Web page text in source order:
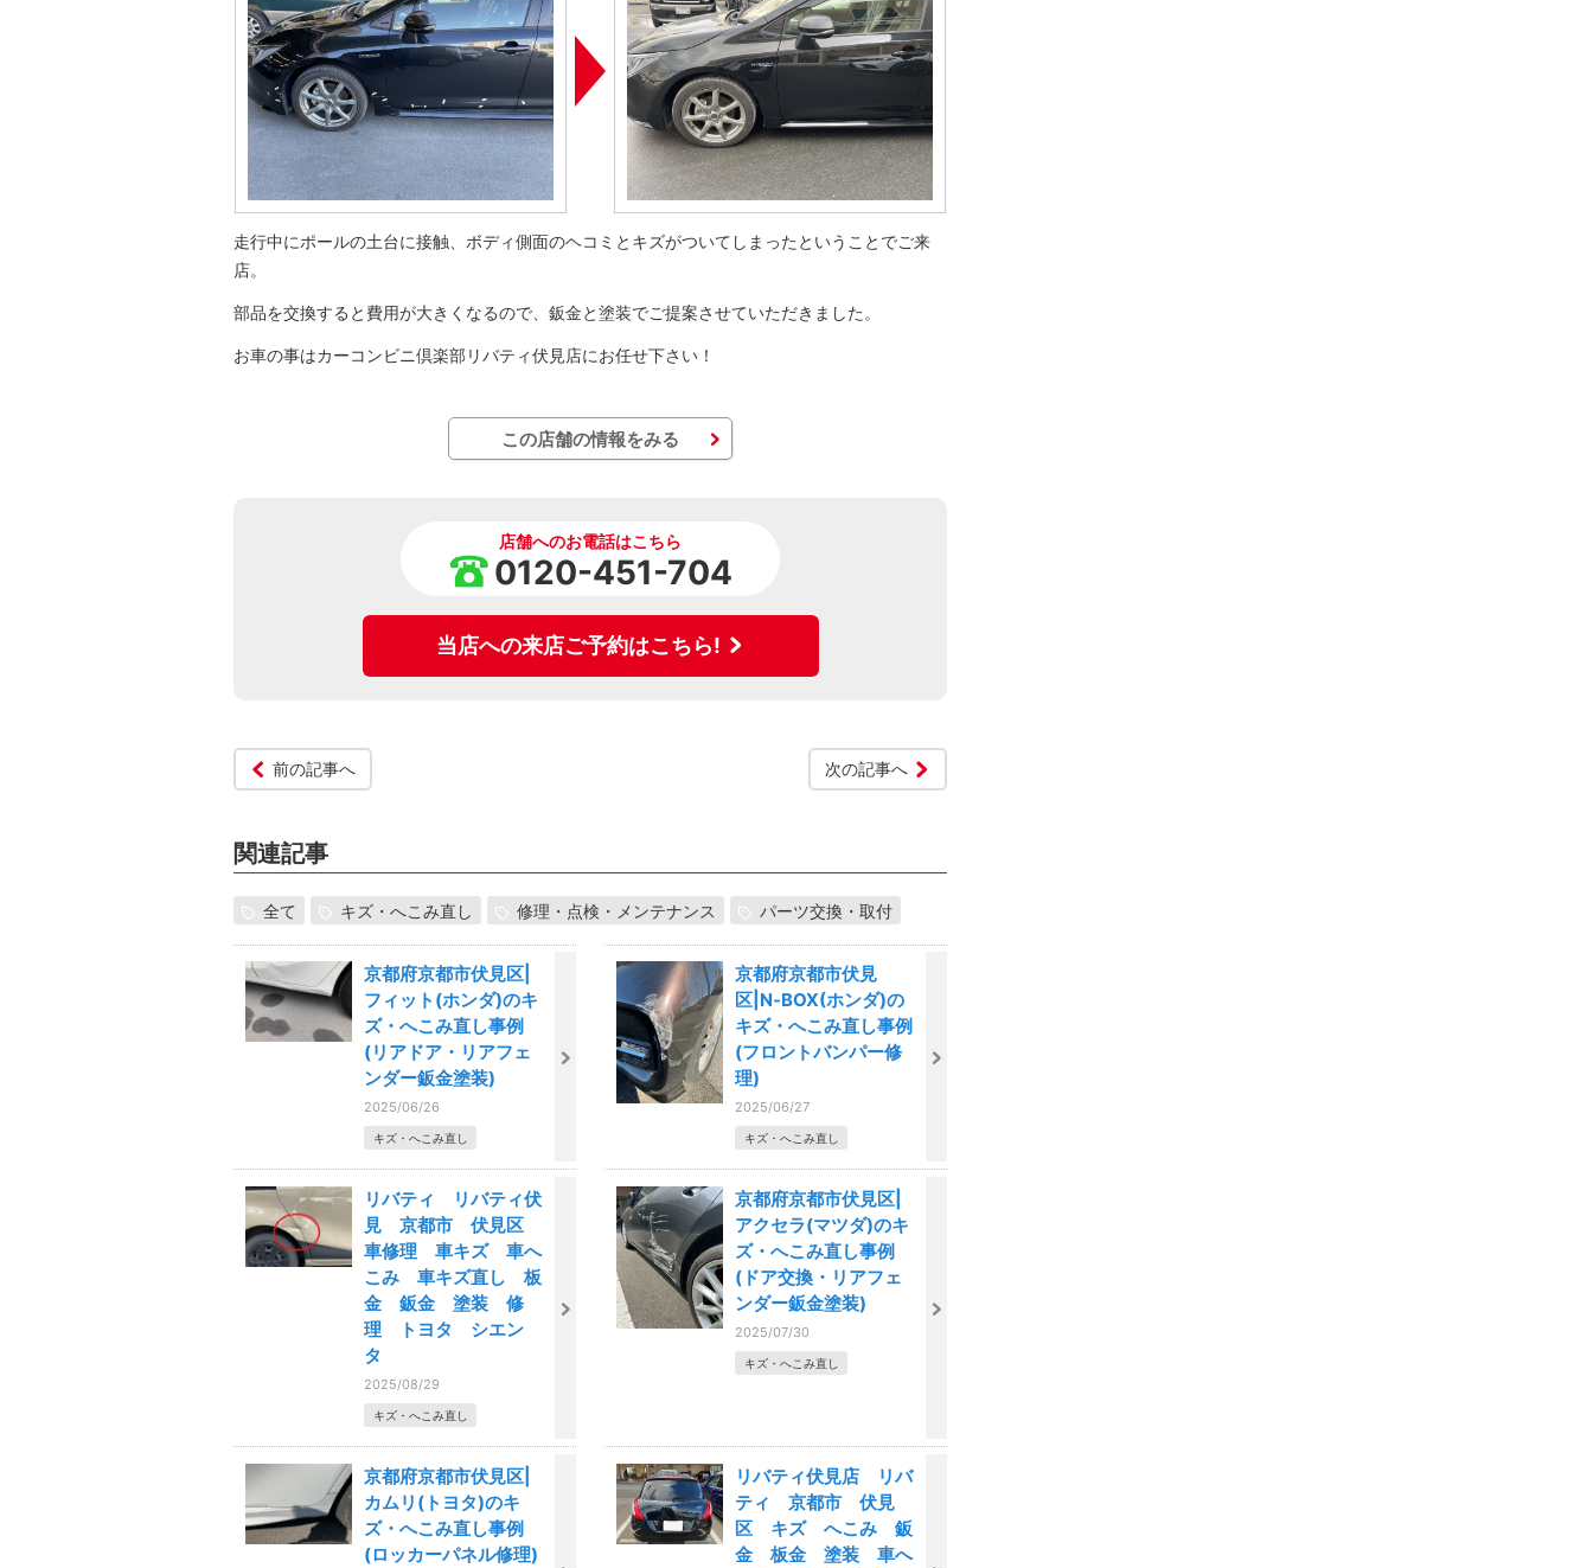
走行中にポールの土台に接触、ボディ側面のヘコミとキズがついてしまったということでご来
店。
部品を交換すると費用が大きくなるので、鈑金と塗装でご提案させていただきました。
お車の事はカーコンビニ倶楽部リバティ伏見店にお任せ下さい！
この店舗の情報をみる
店舗へのお電話はこちら
0120-451-704
当店への来店ご予約はこちら!
前の記事へ 次の記事へ
関連記事
全て キズ・へこみ直し 修理・点検・メンテナンス パーツ交換・取付
京都府京都市伏見区|
フィット(ホンダ)のキ
ズ・へこみ直し事例
(リアドア・リアフェ
ンダー鈑金塗装)
2025/06/26
キズ・へこみ直し
京都府京都市伏見
区|N‐BOX(ホンダ)の
キズ・へこみ直し事例
(フロントバンパー修
理)
2025/06/27
キズ・へこみ直し
リバティ リバティ伏
見 京都市 伏見区
車修理 車キズ 車へ
こみ 車キズ直し 板
金 鈑金 塗装 修
理 トヨタ シエン
タ
2025/08/29
キズ・へこみ直し
京都府京都市伏見区|
アクセラ(マツダ)のキ
ズ・へこみ直し事例
(ドア交換・リアフェ
ンダー鈑金塗装)
2025/07/30
キズ・へこみ直し
京都府京都市伏見区|
カムリ(トヨタ)のキ
ズ・へこみ直し事例
(ロッカーパネル修理)
リバティ伏見店 リバ
ティ 京都市 伏見
区 キズ へこみ 鈑
金 板金 塗装 車へ